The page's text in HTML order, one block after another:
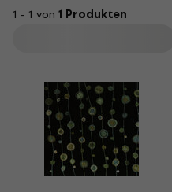
1 - 1 von 1 Produkten